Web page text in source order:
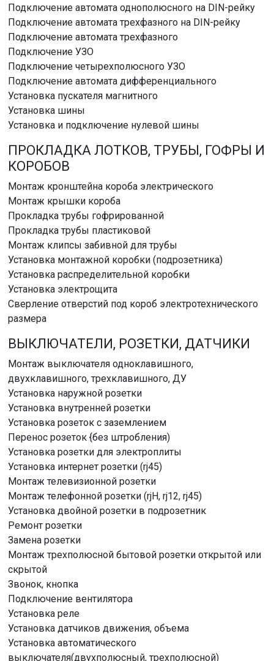
Подключение автомата однополюсного на DIN-рейку
Подключение автомата трехфазного на DIN-рейку
Подключение автомата трехфазного
Подключение УЗО
Подключение четырехполюсного УЗО
Подключение автомата дифференциального
Установка пускателя магнитного
Установка шины
Установка и подключение нулевой шины
ПРОКЛАДКА ЛОТКОВ, ТРУБЫ, ГОФРЫ И
КОРОБОВ
Монтаж кронштейна короба электрического
Монтаж крышки короба
Прокладка трубы гофрированной
Прокладка трубы пластиковой
Монтаж клипсы забивной для трубы
Установка монтажной коробки (подрозетника)
Установка распределительной коробки
Установка электрощита
Сверление отверстий под короб электротехнического
размера
ВЫКЛЮЧАТЕЛИ, РОЗЕТКИ, ДАТЧИКИ
Монтаж выключателя одноклавишного,
двухклавишного, трехклавишного, ДУ
Установка наружной розетки
Установка внутренней розетки
Установка розеток с заземлением
Перенос розеток {без штробления)
Установка розетки для электроплиты
Установка интернет розетки (rj45)
Монтаж телевизионной розетки
Монтаж телефонной розетки (rjH, rj12, rj45)
Установка двойной розетки в подрозетник
Ремонт розетки
Замена розетки
Монтаж трехполюсной бытовой розетки открытой или
скрытой
Звонок, кнопка
Подключение вентилятора
Установка реле
Установка датчиков движения, объема
Установка автоматического
выключателя(двухполюсный, трехполюсной)